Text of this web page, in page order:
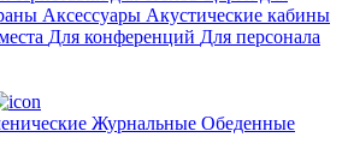
Аксессуары Акустические кабины
Для конференций Для персонала
Журнальные Обеденные